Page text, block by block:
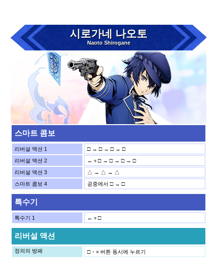
시로가네 나오토
Naoto Shirogane
스마트 콤보
리버설 액션 1
□ → □ → □ → □
리버설 액션 2
←＋□ → □ → □ → □
리버설 액션 3
△ → △ → △
스마트 콤보 4
공중에서 □ → □
특수기
특수기 1 ←＋□
리버설 액션
정의의 방패 □・× 버튼 동시에 누르기